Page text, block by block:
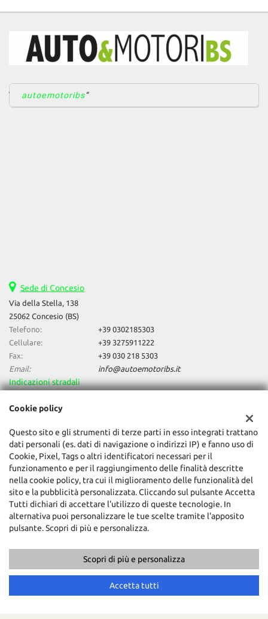
autoemotoribs
Sede di Concesio
Via della Stella, 138
25062 Concesio (BS)
Telefono:
+39 0302185303
Cellulare:
+39 3275911222
Fax:
+39 030 218 5303
Email:
info@autoemotoribs.it
Indicazioni stradali
Auto & Motori Di Daniele Bagozzi
Via della Stella, 138, Concesio (BS)
C.F/P.IVA:
03856060987
Registro delle imprese:BS
Copyright © 2026 GestionaleAuto.com S.r.l., Tutti i diritti riservati -
Leggi l'informativa sulla privacy-Cookie Policy
GestionaleAuto.com
Cookie policy
Questo sito e gli strumenti di terze parti in esso integrati trattano
dati personali (es. dati di navigazione o indirizzi IP) e fanno uso di
Cookie, Pixel, Tags o altri identificatori necessari per il
funzionamento e per il raggiungimento delle finalità descritte
nella cookie policy, tra cui il miglioramento delle funzionalità del
sito e la pubblicità personalizzata. Cliccando sul pulsante Accetta
Tutti dichiari di accettare l'utilizzo di queste tecnologie. In
alternativa puoi personalizzare le tue scelte tramite l'apposito
pulsante. Scopri di più e personalizza.
Scopri di più e personalizza
Accetta tutti